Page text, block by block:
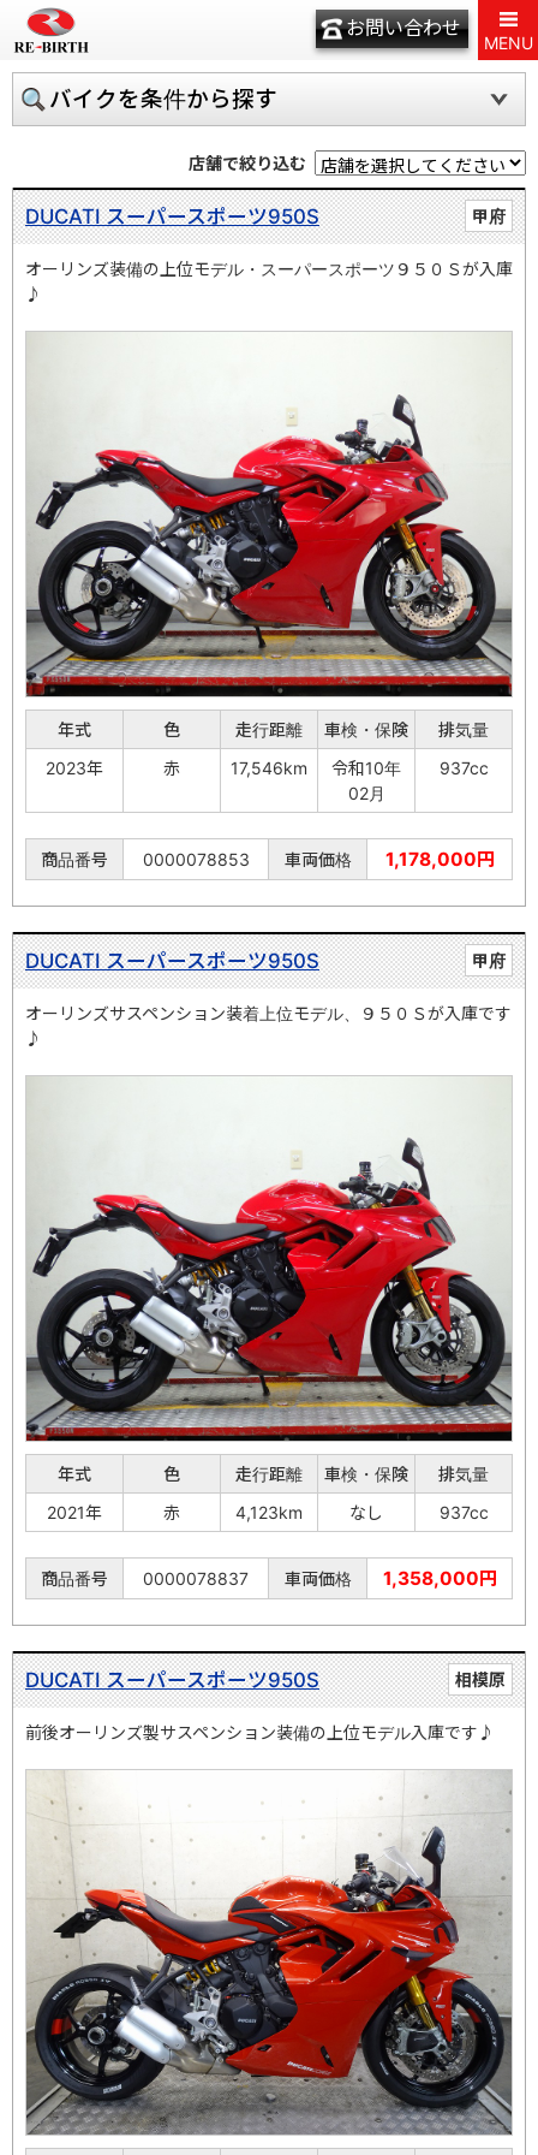
お問い合わせ
MENU
バイクを条件から探す
店舗で絞り込む
甲府
DUCATI スーパースポーツ950S
オーリンズ装備の上位モデル・スーパースポーツ９５０Ｓが入庫
♪
年式 色 走行距離 車検・保険
排気量
2023年
赤 17,546km
令和10年
02月
937cc
商品番号 0000078853 車両価格 1,178,000円
甲府
DUCATI スーパースポーツ950S
オーリンズサスペンション装着上位モデル、９５０Ｓが入庫です
♪
年式 色 走行距離 車検・保険
排気量
2021年
赤 4,123km なし 937cc
商品番号 0000078837 車両価格 1,358,000円
相模原
DUCATI スーパースポーツ950S
前後オーリンズ製サスペンション装備の上位モデル入庫です♪